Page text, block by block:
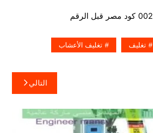
002 كود مصر قبل الرقم
تغليف تغليف الأعشاب
التالي